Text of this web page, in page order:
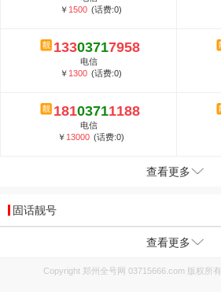
￥ 1500 (话费:0)
13303717958
电信
￥ 1300 (话费:0)
18103711188
电信
￥ 13000 (话费:0)
查看更多
固话靓号
查看更多
Copyright 郑州全号网 03715666.com 版权所有